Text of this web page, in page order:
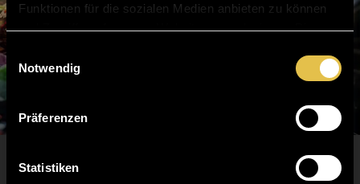
Funktionen für die sozialen Medien anbieten zu können
und Zugriffe auf unserer Website zu analysieren. Diese
Medien, Werbung und Analysen weiter, wo sie
möglicherweise mit anderen Daten zusammengeführt
werden, die Du ihnen bereitgestellt hast oder sie im
Rahmen Deiner Nutzung dieser Dienste gesammelt
Einwilligungsauswahl
Notwendig
Präferenzen
Statistiken